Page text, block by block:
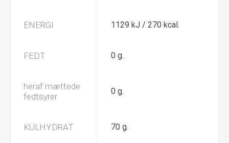
ENERGI 1129 kJ / 270 kcal.
FEDT 0 g.
heraf mættede
fedtsyrer
0 g.
KULHYDRAT 70 g.